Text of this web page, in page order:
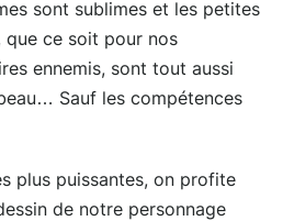
sont sublimes et les petites
que ce soit pour nos
ennemis, sont tout aussi
Sauf les compétences
plus puissantes, on profite
de notre personnage